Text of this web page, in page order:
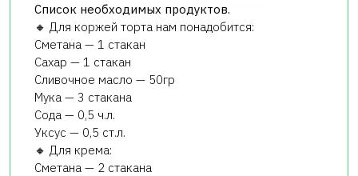
Список необходимых продуктов.
🔸 Для коржей торта нам понадобится:
Сметана — 1 стакан
Сахар — 1 стакан
Сливочное масло — 50гр
Мука — 3 стакана
Сода — 0,5 ч.л.
Уксус — 0,5 ст.л.
🔸 Для крема:
Сметана — 2 стакана